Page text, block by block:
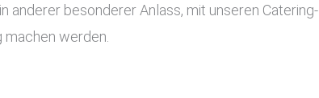
anderer besonderer Anlass, mit unseren Catering-
werden.